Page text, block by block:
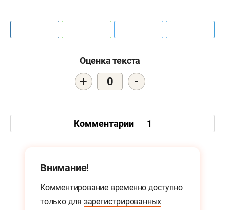
Оценка текста
+ 0 -
Комментарии 1
Внимание!
Комментирование временно доступно
только для зарегистрированных